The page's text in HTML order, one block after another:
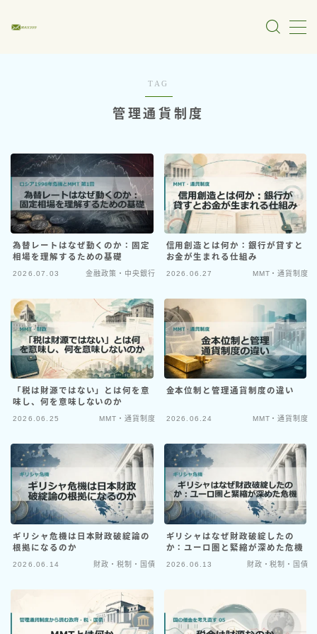
MMT・通貨制度
物価・雇用・景気
財政・税制・国債
金融政策・中央銀行
政治・政策分析
メディア・言論分析
政党・国会・行政
政策発言分析
理論・思想
宗教・文明論
政治思想
経済理論
Profile
Contact
TAG
管理通貨制度
為替レートはなぜ動くのか：固定
相場を理解するための基礎
2026.07.03 金融政策・中央銀行
信用創造とは何か：銀行が貸すと
お金が生まれる仕組み
2026.06.27 MMT・通貨制度
「税は財源ではない」とは何を意
味し、何を意味しないのか
2026.06.25 MMT・通貨制度
金本位制と管理通貨制度の違い
2026.06.24 MMT・通貨制度
ギリシャ危機は日本財政破綻論の
根拠になるのか
2026.06.14 財政・税制・国債
ギリシャはなぜ財政破綻したの
か：ユーロ圏と緊縮が深めた危機
2026.06.13 財政・税制・国債